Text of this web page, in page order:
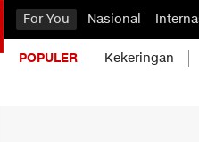
For You Nasional
POPULER Kekeringan